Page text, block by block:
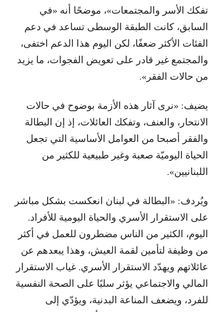
تفكك الأسر والمجتمعات»، موضحًا أنه «في
السابق، كانت الطبقة الوسطى تساعد في دعم
الفئات الأكثر ضعفًا، لكن اليوم هذا الدعم اختفى،
والمجتمع غير قادر على تعويض الفجوات، ما يزيد
من حالات الفقر».
يضيف: «نرى آثار هذه الأزمة بوضوح في حالات
الانتحار، والعنف، وتفكك العائلات، إذ إن البطالة
والفقر أصبحا من العوامل الأساسية التي تجعل
الحياة اليوميّة صعبة وغير طبيعية للكثير من
اللبنانيين».
ويُردف: «البطالة في لبنان انعكست بشكل مباشر
على الاستقرار الأسري والحياة اليومية للأفراد.
اليوم، الكثير من الناس مضطرون للعمل في أكثر
من وظيفة لتأمين لقمة العيش، وهذا يبعدهم عن
عائلاتهم ويهدّد الاستقرار الأسري. غياب الاستقرار
المالي والاجتماعي يؤثر سلبًا على الصحة النفسية
للفرد، ويضعف المناعة البدنية، ويؤدّي إلى